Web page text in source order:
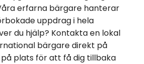
erfarna bärgare hanterar
uppdrag i hela
du hjälp? Kontakta en lokal
bärgare direkt på
plats för att få dig tillbaka